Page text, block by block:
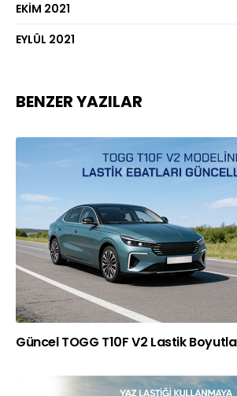
EKIM 2021
EYLÜL 2021
BENZER YAZILAR
Güncel TOGG T10F V2 Lastik